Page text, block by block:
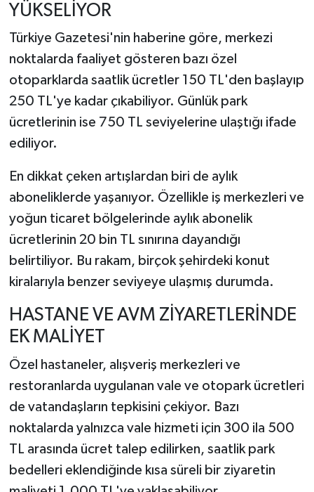
YÜKSELİYOR
Türkiye Gazetesi'nin haberine göre, merkezi
noktalarda faaliyet gösteren bazı özel
otoparklarda saatlik ücretler 150 TL'den başlayıp
250 TL'ye kadar çıkabiliyor. Günlük park
ücretlerinin ise 750 TL seviyelerine ulaştığı ifade
ediliyor.
En dikkat çeken artışlardan biri de aylık
aboneliklerde yaşanıyor. Özellikle iş merkezleri ve
yoğun ticaret bölgelerinde aylık abonelik
ücretlerinin 20 bin TL sınırına dayandığı
belirtiliyor. Bu rakam, birçok şehirdeki konut
kiralarıyla benzer seviyeye ulaşmış durumda.
HASTANE VE AVM ZİYARETLERİNDE
EK MALİYET
Özel hastaneler, alışveriş merkezleri ve
restoranlarda uygulanan vale ve otopark ücretleri
de vatandaşların tepkisini çekiyor. Bazı
noktalarda yalnızca vale hizmeti için 300 ila 500
TL arasında ücret talep edilirken, saatlik park
bedelleri eklendiğinde kısa süreli bir ziyaretin